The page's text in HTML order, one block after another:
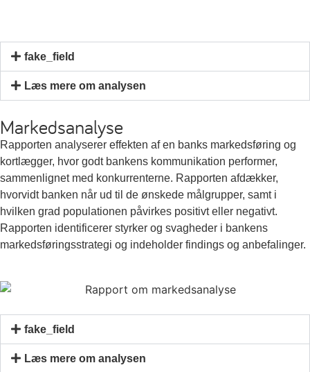
fake_field
Læs mere om analysen
Markedsanalyse
Rapporten analyserer effekten af en banks markedsføring og
kortlægger, hvor godt bankens kommunikation performer,
sammenlignet med konkurrenterne. Rapporten afdækker,
hvorvidt banken når ud til de ønskede målgrupper, samt i
hvilken grad populationen påvirkes positivt eller negativt.
Rapporten identificerer styrker og svagheder i bankens
markedsføringsstrategi og indeholder findings og anbefalinger.
fake_field
Læs mere om analysen